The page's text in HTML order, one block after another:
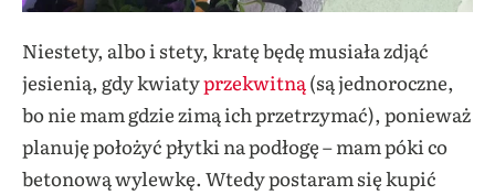
Niestety, albo i stety, kratę będę musiała zdjąć
jesienią, gdy kwiatyprzekwitną(są jednoroczne,
bo nie mam gdzie zimą ich przetrzymać), ponieważ
planuję położyć płytki na podłogę – mam póki co
betonową wylewkę. Wtedy postaram się kupić